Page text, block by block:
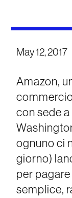
May 12, 2017
Amazon,
con sede
ognuno ci
giorno)
per
semplice,